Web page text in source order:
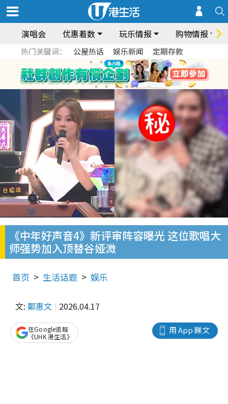
演唱会 优惠着数 玩乐情报 购物情报
热门关键词： 公屋热话 娱乐新闻 定期存款
《中年好声音4》新评审阵容曝光 这位歌唱大
师强势加入顶替谷娅溦
首页 生活话题 娱乐
文: 鄭惠文 2026.04.17
用 App 睇文
在Google追蹤
《UHK 港生活》